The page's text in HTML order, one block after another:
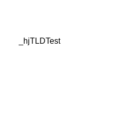
_hjTLDTest